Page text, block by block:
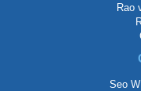
Rao
Seo